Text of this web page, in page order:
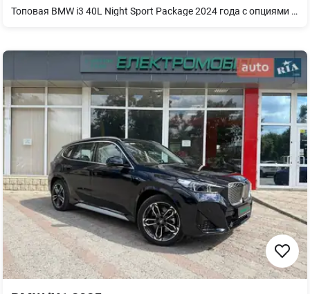
Топовая BMW i3 40L Night Sport Package 2024 года с опциями в нашем автосалоне в Днепре BMW i3 — стильный и мощный электрический седан, который сочетает элегантный дизайн, передовые технологии и настоящую динамику бренда. Он создан, чтобы дарить комфорт каждый день и в то же время впечатлять спортивным характером. Опции: - Электро багажник - Подогрев передних сидений Технические характеристики: - Задний привод - Мощность К.С. - 340 - Емкость батареи - 79 кВт*ч - Запас хода - 592 км Оснащение: - Открываемая панорама - Пневмоподвеска задней оси - Harman Kardon - Камеры 360 - HUD Звоните или пишите — расскажем все детали Energy Hub - это будущее уже сегодня